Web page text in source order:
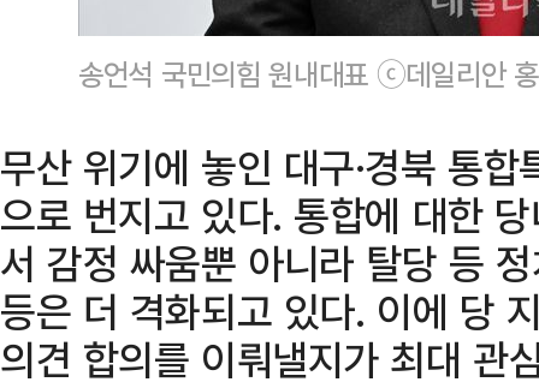
송언석 국민의힘 원내대표 ⓒ데일리안
무산 위기에 놓인 대구·경북 통
으로 번지고 있다. 통합에 대한
서 감정 싸움뿐 아니라 탈당 등
등은 더 격화되고 있다. 이에 당
의견 합의를 이뤄낼지가 최대 관